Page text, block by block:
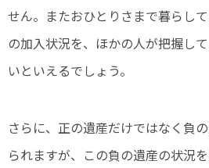
せん。またおひとりさまで暮らし
の加入状況を、ほかの人が把握し
いといえるでしょう。
さらに、正の遺産だけではなく負
られますが、この負の遺産の状況